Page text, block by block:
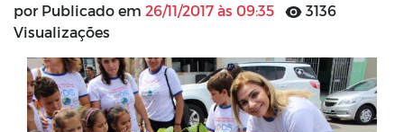
por Publicado em 26/11/2017 às 09:35
3136
Visualizações